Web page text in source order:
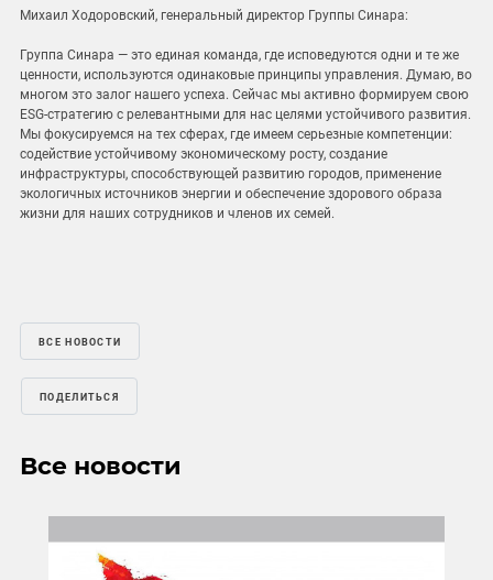
Михаил Ходоровский, генеральный директор Группы Синара:
Группа Синара — это единая команда, где исповедуются одни и те же
ценности, используются одинаковые принципы управления. Думаю, во
многом это залог нашего успеха. Сейчас мы активно формируем свою
ESG-стратегию c релевантными для нас целями устойчивого развития.
Мы фокусируемся на тех сферах, где имеем серьезные компетенции:
содействие устойчивому экономическому росту, создание
инфраструктуры, способствующей развитию городов, применение
экологичных источников энергии и обеспечение здорового образа
жизни для наших сотрудников и членов их семей.
ВСЕ НОВОСТИ
ПОДЕЛИТЬСЯ
Все новости